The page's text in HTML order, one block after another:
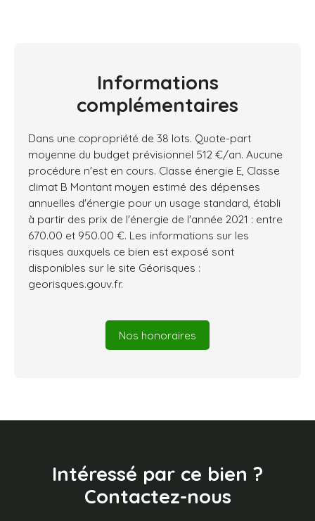
Informations
complémentaires
Dans une copropriété de 38 lots. Quote-part
moyenne du budget prévisionnel 512 €/an. Aucune
procédure n'est en cours. Classe énergie E, Classe
climat B Montant moyen estimé des dépenses
annuelles d'énergie pour un usage standard, établi
à partir des prix de l'énergie de l'année 2021 : entre
670.00 et 950.00 €. Les informations sur les
risques auxquels ce bien est exposé sont
disponibles sur le site Géorisques :
georisques.gouv.fr.
Nos honoraires
Intéressé par ce bien ?
Contactez-nous